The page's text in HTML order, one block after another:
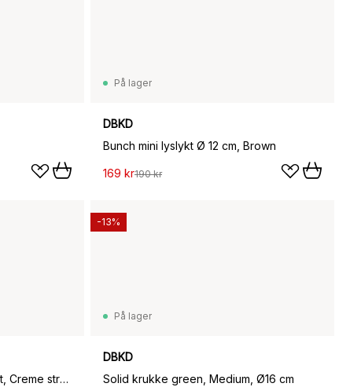
På lager
DBKD
Bunch mini lyslykt Ø 12 cm, Brown
169 kr190 kr
Grow krukke Ø10 cm med fat, Creme structure
På lager
DBKD
Solid krukke green, Medium, Ø16 cm
-13%